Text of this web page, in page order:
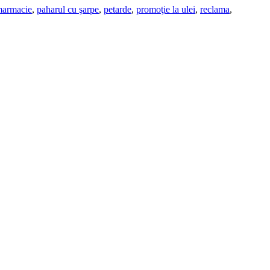
, paharul cu şarpe, petarde, promoţie la ulei, reclama,